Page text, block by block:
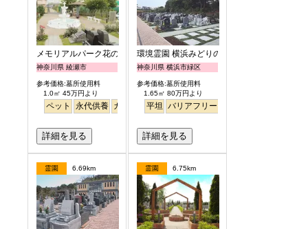
メモリアルパーク花の郷聖地 相模大塚
神奈川県 綾瀬市
参考価格:墓所使用料
1.0㎡ 45万円より
ペット 永代供養 ガーデニング 駅から徒歩
詳細を見る
環境霊園 横浜みどりの森
神奈川県 横浜市緑区
参考価格:墓所使用料
1.65㎡ 80万円より
平坦 バリアフリー
詳細を見る
霊園 6.69km 霊園 6.75km